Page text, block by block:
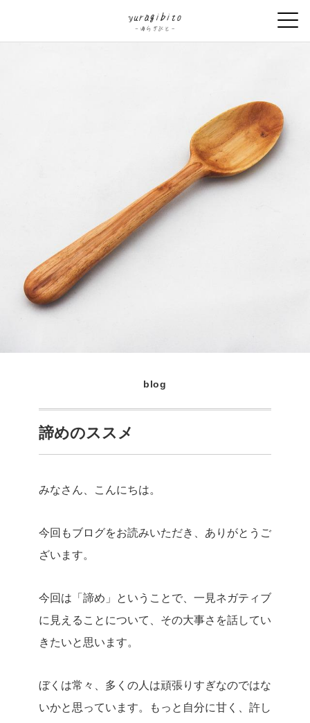
blog
諦めのススメ
みなさん、こんにちは。
今回もブログをお読みいただき、ありがとうご
ざいます。
今回は「諦め」ということで、一見ネガティブ
に見えることについて、その大事さを話してい
きたいと思います。
ぼくは常々、多くの人は頑張りすぎなのではな
いかと思っています。もっと自分に甘く、許し